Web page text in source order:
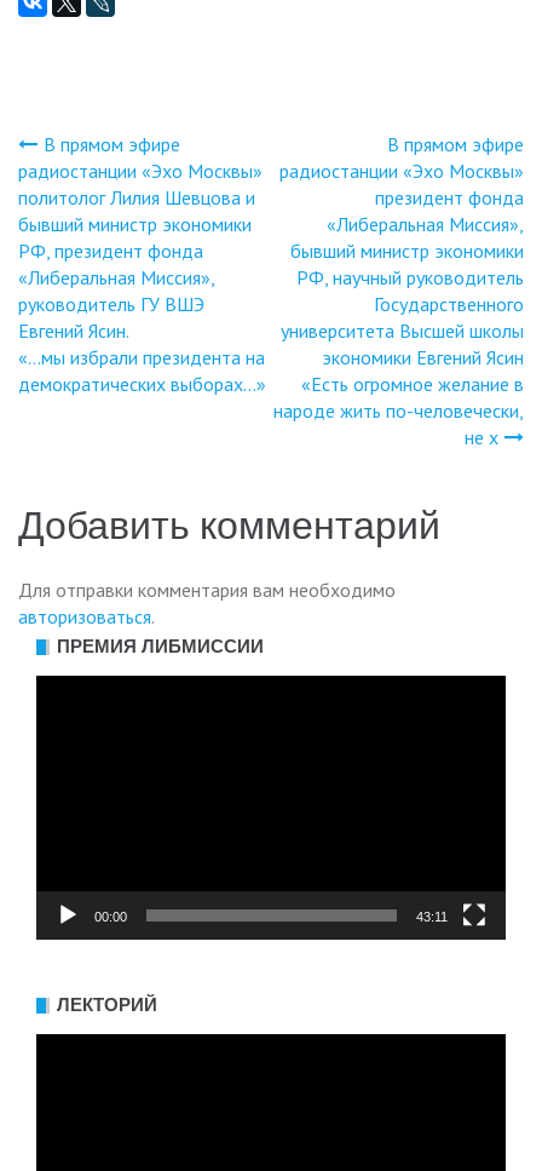
Навигация
по
записям
В прямом эфире
радиостанции «Эхо Москвы»
политолог Лилия Шевцова и
бывший министр экономики
РФ, президент фонда
«Либеральная Миссия»,
руководитель ГУ ВШЭ
Евгений Ясин.
«…мы избрали президента на
демократических выборах…»
В прямом эфире
радиостанции «Эхо Москвы»
президент фонда
«Либеральная Миссия»,
бывший министр экономики
РФ, научный руководитель
Государственного
университета Высшей школы
экономики Евгений Ясин
«Есть огромное желание в
народе жить по-человечески,
не х
Добавить комментарий
Для отправки комментария вам необходимо
авторизоваться.
ПРЕМИЯ ЛИБМИССИИ
00:00 43:11
ЛЕКТОРИЙ